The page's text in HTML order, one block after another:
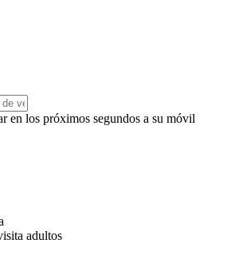
en los próximos segundos a su móvil
adultos